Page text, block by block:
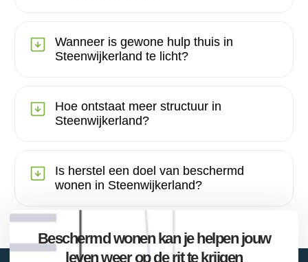
Wanneer is gewone hulp thuis in
Steenwijkerland te licht?
Hoe ontstaat meer structuur in
Steenwijkerland?
Is herstel een doel van beschermd
wonen in Steenwijkerland?
Beschermd wonen kan je helpen jouw
leven weer op de rit te krijgen